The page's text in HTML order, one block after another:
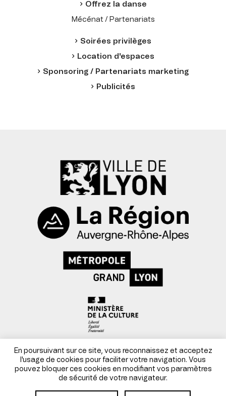
Offrez la danse
Mécénat / Partenariats
Soirées privilèges
Location d'espaces
Sponsoring / Partenariats marketing
Publicités
Mentions légales
Conditions générales de vente
Site par Danka
En poursuivant sur ce site, vous reconnaissez et acceptez
l'usage de cookies pour faciliter votre navigation. Vous
pouvez bloquer ces cookies en modifiant vos paramètres
de sécurité de votre navigateur.